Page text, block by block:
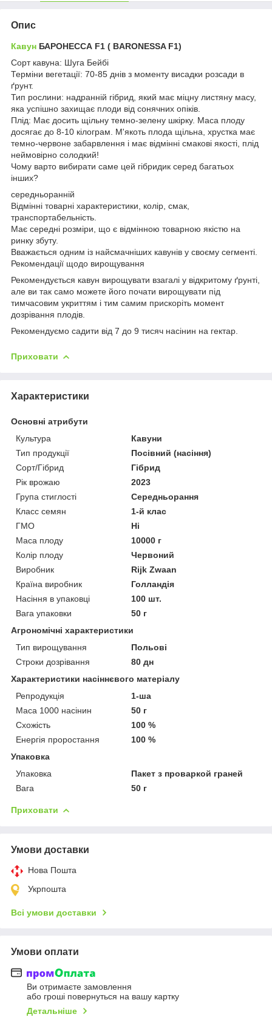
Опис
Кавун БАРОНЕССА F1 ( BARONESSA F1)
Сорт кавуна: Шуга Бейбі
Терміни вегетації: 70-85 днів з моменту висадки розсади в
ґрунт.
Тип рослини: надранній гібрид, який має міцну листяну масу,
яка успішно захищає плоди від сонячних опіків.
Плід: Має досить щільну темно-зелену шкірку. Маса плоду
досягає до 8-10 кілограм. М'якоть плода щільна, хрустка має
темно-червоне забарвлення і має відмінні смакові якості, плід
неймовірно солодкий!
Чому варто вибирати саме цей гібридик серед багатьох
інших?
середньоранній
Відмінні товарні характеристики, колір, смак,
транспортабельність.
Має середні розміри, що є відмінною товарною якістю на
ринку збуту.
Вважається одним із найсмачніших кавунів у своєму сегменті.
Рекомендації щодо вирощування
Рекомендується кавун вирощувати взагалі у відкритому ґрунті,
але ви так само можете його почати вирощувати під
тимчасовим укриттям і тим самим прискоріть момент
дозрівання плодів.
Рекомендуємо садити від 7 до 9 тисяч насінин на гектар.
Приховати
Характеристики
Основні атрибути
Культура
Кавуни
Тип продукції
Посівний (насіння)
Сорт/Гібрид
Гібрид
Рік врожаю
2023
Група стиглості
Середньорання
Класс семян
1-й клас
ГМО
Ні
Маса плоду
10000 г
Колір плоду
Червоний
Виробник
Rijk Zwaan
Країна виробник
Голландія
Насіння в упаковці
100 шт.
Вага упаковки
50 г
Агрономічні характеристики
Тип вирощування
Польові
Строки дозрівання
80 дн
Характеристики насіннєвого матеріалу
Репродукція
1-ша
Маса 1000 насінин
50 г
Схожість
100 %
Енергія проростання
100 %
Упаковка
Упаковка
Пакет з проваркой граней
Вага
50 г
Приховати
Умови доставки
Нова Пошта
Укрпошта
Всі умови доставки
Умови оплати
Ви отримаєте замовлення
або гроші повернуться на вашу картку
Детальніше